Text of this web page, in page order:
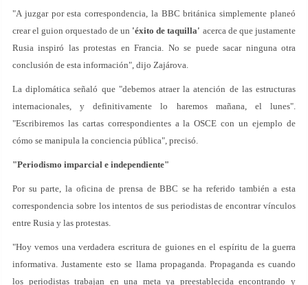
"A juzgar por esta correspondencia, la BBC británica simplemente planeó
crear el guion orquestado de un 'éxito de taquilla' acerca de que justamente
Rusia inspiró las protestas en Francia. No se puede sacar ninguna otra
conclusión de esta información", dijo Zajárova.
La diplomática señaló que "debemos atraer la atención de las estructuras
internacionales, y definitivamente lo haremos mañana, el lunes".
"Escribiremos las cartas correspondientes a la OSCE con un ejemplo de
cómo se manipula la conciencia pública", precisó.
"Periodismo imparcial e independiente"
Por su parte, la oficina de prensa de BBC se ha referido también a esta
correspondencia sobre los intentos de sus periodistas de encontrar vínculos
entre Rusia y las protestas.
"Hoy vemos una verdadera escritura de guiones en el espíritu de la guerra
informativa. Justamente esto se llama propaganda. Propaganda es cuando
los periodistas trabajan en una meta ya preestablecida encontrando y